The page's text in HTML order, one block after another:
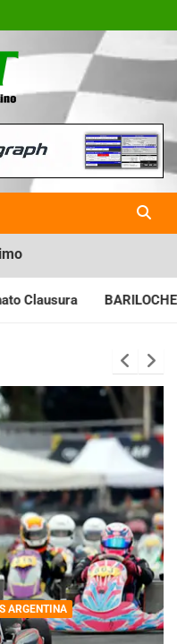
Revista
en
Preparan una
ARGENTINA